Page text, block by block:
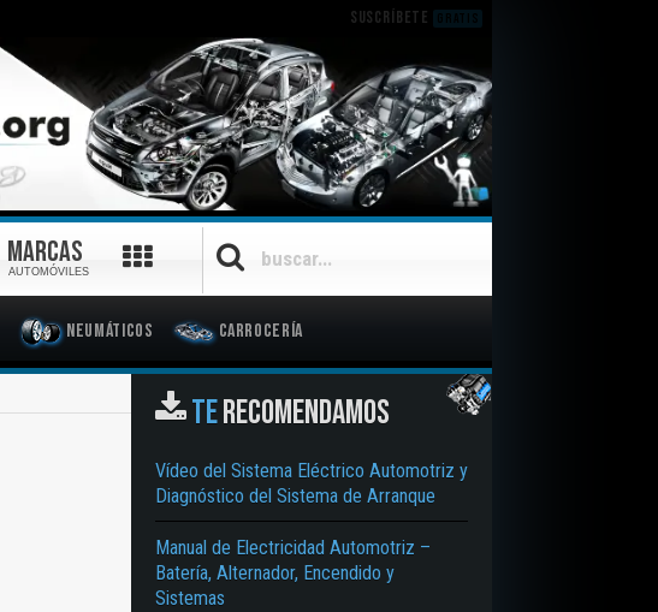
SUSCRÍBETE GRATIS
Neumáticos Carrocería
MARCAS
AUTOMÓVILES
TERECOMENDAMOS
Vídeo del Sistema Eléctrico Automotriz y
Diagnóstico del Sistema de Arranque
Manual de Electricidad Automotriz –
Batería, Alternador, Encendido y
Sistemas